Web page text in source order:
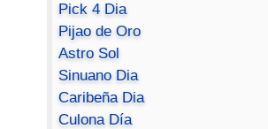
Pick 4 Dia
Pijao de Oro
Astro Sol
Sinuano Dia
Caribeña Dia
Culona Día